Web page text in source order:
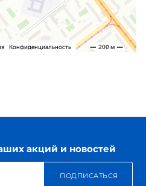
акций и новостей
ПОДПИСАТЬСЯ